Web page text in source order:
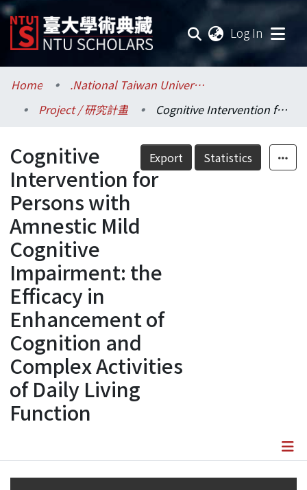
Log In
Communities & Collections
Research Outputs
Fundings & Projects
Researchers
Organizations
Statistics
Home
.National Taiwan University / 國立臺灣大學
Project / 研究計畫
Cognitive Intervention for Persons with Amnestic Mild Cognitive Impairment: the Efficacy in Enhancement of Cognition and Complex Activities of Daily Living Function
Export Statistics
Cognitive
Intervention for
Persons with
Amnestic Mild
Cognitive
Impairment: the
Efficacy in
Enhancement of
Cognition and
Complex Activities
of Daily Living
Function
Details